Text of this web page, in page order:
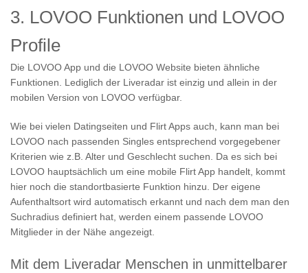
3. LOVOO Funktionen und LOVOO
Profile
Die LOVOO App und die LOVOO Website bieten ähnliche
Funktionen. Lediglich der Liveradar ist einzig und allein in der
mobilen Version von LOVOO verfügbar.
Wie bei vielen Datingseiten und Flirt Apps auch, kann man bei
LOVOO nach passenden Singles entsprechend vorgegebener
Kriterien wie z.B. Alter und Geschlecht suchen. Da es sich bei
LOVOO hauptsächlich um eine mobile Flirt App handelt, kommt
hier noch die standortbasierte Funktion hinzu. Der eigene
Aufenthaltsort wird automatisch erkannt und nach dem man den
Suchradius definiert hat, werden einem passende LOVOO
Mitglieder in der Nähe angezeigt.
Mit dem Liveradar Menschen in unmittelbarer